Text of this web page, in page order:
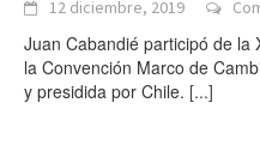
12 diciembre, 2019
Juan Cabandié participó de la
la Convención Marco de
y presidida por Chile. [...]